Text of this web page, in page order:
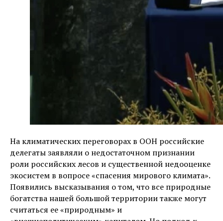
На климатических переговорах в ООН российские
делегаты заявляли о недостаточном признании
роли российских лесов и существенной недооценке
экосистем в вопросе «спасения мирового климата».
Появились высказывания о том, что все природные
богатства нашей большой территории также могут
считаться ее «природным» и